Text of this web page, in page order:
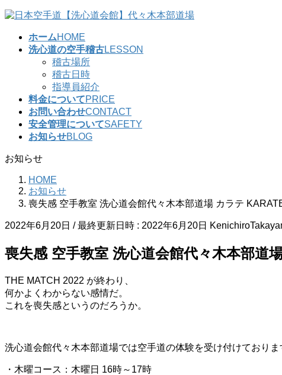
コ
ナ
ホームHOME
洗心道の空手稽古LESSON
稽古場所
稽古日時
指導員紹介
料金についてPRICE
お問い合わせCONTACT
安全管理についてSAFETY
お知らせBLOG
お知らせ
HOME
お知らせ
喪失感 空手教室 洗心道会館代々木本部道場 カラテ
2022年6月20日 / 最終更新日時 : 2022年6月20日
喪失感 空手教室 洗心道会館代々木本部道
THE MATCH 2022 が終わり、
何かよくわからない感情だ。
これを喪失感というのだろうか。
洗心道会館代々木本部道場では空手道の体験を受け付けておりま
・木曜コース：木曜日 16時～17時